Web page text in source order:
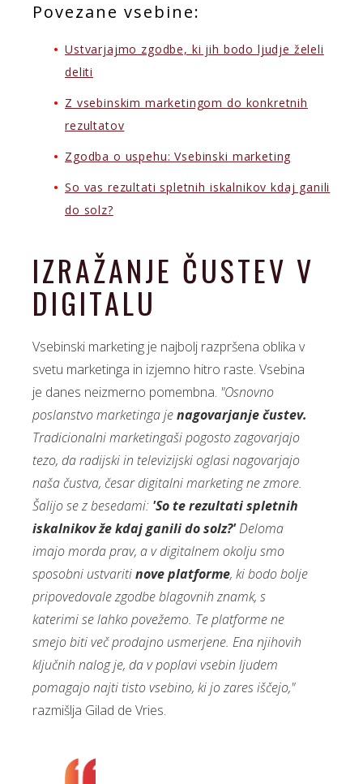
Povezane vsebine:
Ustvarjajmo zgodbe, ki jih bodo ljudje želeli
deliti
Z vsebinskim marketingom do konkretnih
rezultatov
Zgodba o uspehu: Vsebinski marketing
So vas rezultati spletnih iskalnikov kdaj ganili
do solz?
IZRAŽANJE ČUSTEV V
DIGITALU
Vsebinski marketing je najbolj razpršena oblika v
svetu marketinga in izjemno hitro raste. Vsebina
je danes neizmerno pomembna. "Osnovno
poslanstvo marketinga jenagovarjanje čustev.
Tradicionalni marketingaši pogosto zagovarjajo
tezo, da radijski in televizijski oglasi nagovarjajo
naša čustva, česar digitalni marketing ne zmore.
Šalijo se z besedami: 'So te rezultati spletnih
iskalnikov že kdaj ganili do solz?'Deloma
imajo morda prav, a v digitalnem okolju smo
sposobni ustvaritinove platforme, ki bodo bolje
pripovedovale zgodbe blagovnih znamk, s
katerimi se lahko povežemo. Te platforme ne
smejo biti več prodajno usmerjene. Ena njihovih
ključnih nalog je, da v poplavi vsebin ljudem
pomagajo najti tisto vsebino, ki jo zares iščejo,"
razmišlja Gilad de Vries.